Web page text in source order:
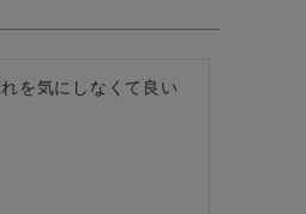
を気にしなくて良い